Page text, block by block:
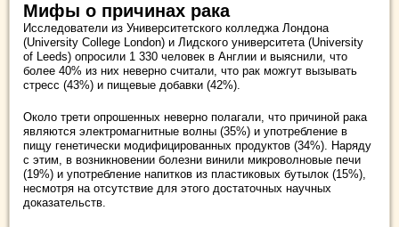
Мифы о причинах рака
Исследователи из Университетского колледжа Лондона
(University College London) и Лидского университета (University
of Leeds) опросили 1 330 человек в Англии и выяснили, что
более 40% из них неверно считали, что рак можгут вызывать
стресс (43%) и пищевые добавки (42%).
Около трети опрошенных неверно полагали, что причиной рака
являются электромагнитные волны (35%) и употребление в
пищу генетически модифицированных продуктов (34%). Наряду
с этим, в возникновении болезни винили микроволновые печи
(19%) и употребление напитков из пластиковых бутылок (15%),
несмотря на отсутствие для этого достаточных научных
доказательств.